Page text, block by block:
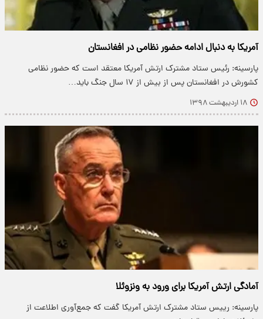
آمریکا به دنبال ادامه حضور نظامی در افغانستان
پارسینه: رئیس ستاد مشترک ارتش آمریکا معتقد است که حضور نظامی
کشورش در افغانستان پس از بیش از ۱۷ سال جنگ باید…
۱۸ اردیبهشت ۱۳۹۸
آمادگی ارتش آمریکا برای ورود به ونزوئلا
پارسینه: رییس ستاد مشترک ارتش آمریکا گفت که جمع‌آوری اطلاعت از